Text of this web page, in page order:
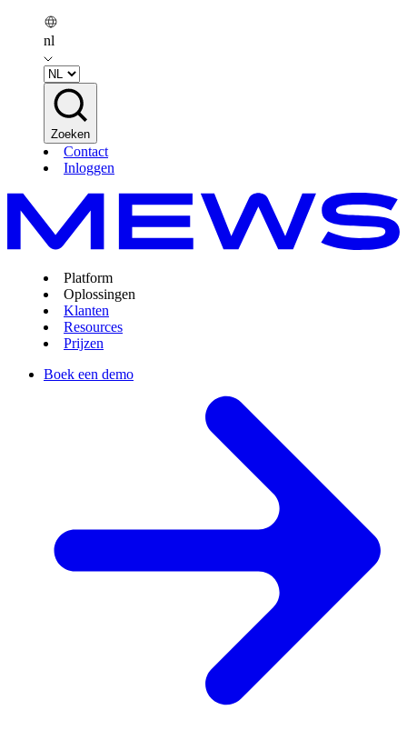
nl
Zoeken
Contact
Inloggen
Platform
Oplossingen
Klanten
Resources
Prijzen
Boek een demo